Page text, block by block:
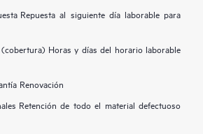
Repuesta al siguiente día laborable para
Horas y días del horario laborable
Renovación
Retención de todo el material defectuoso